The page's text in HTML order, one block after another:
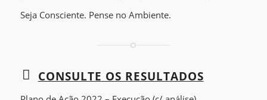
Seja Consciente. Pense no Ambiente.
CONSULTE OS RESULTADOS